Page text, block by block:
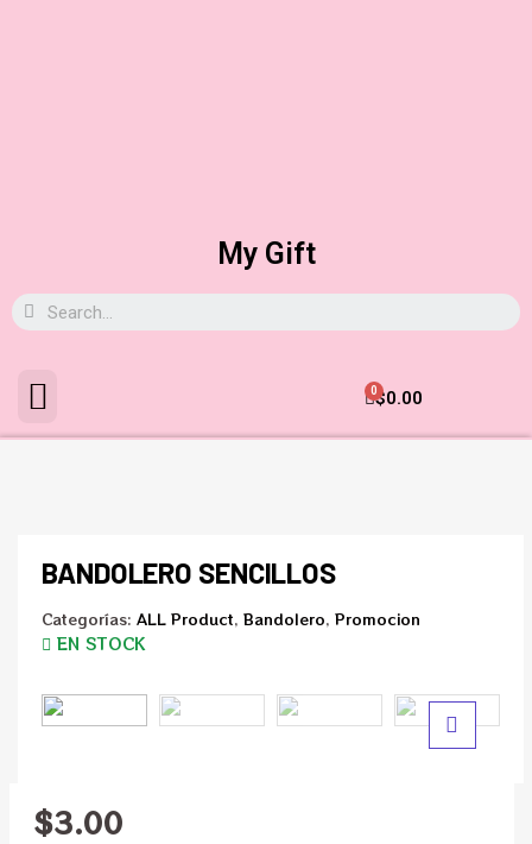
My Gift
$0.00
0
BANDOLERO SENCILLOS
Categorías: ALL Product, Bandolero, Promocion
EN STOCK
$3.00